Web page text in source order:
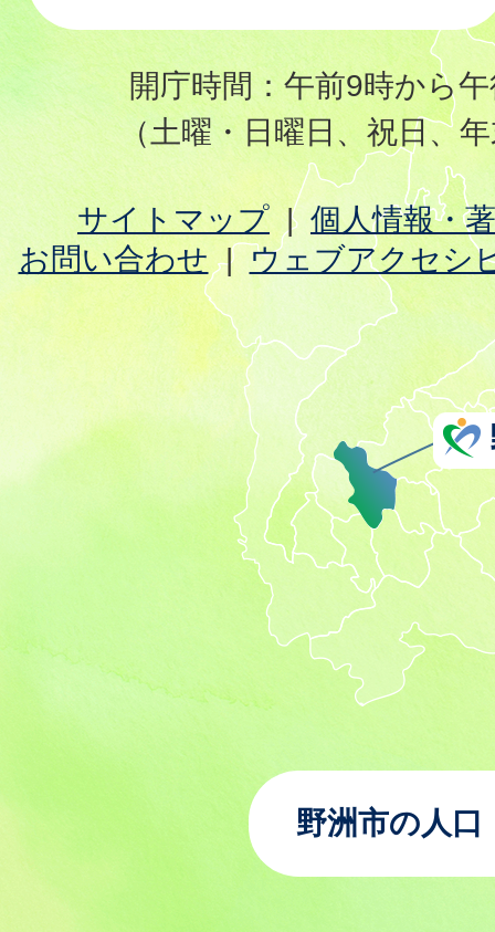
開庁時間：午前9時から
（土曜・日曜日、祝日、
サイトマップ
個人情報・
お問い合わせ
ウェブアクセシ
野洲市の人口